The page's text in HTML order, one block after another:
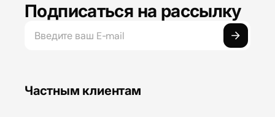
Подписаться на рассылку
Частным клиентам